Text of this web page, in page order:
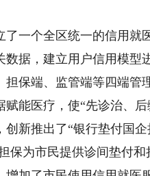
一个全区统一的信用就
据，建立用户信用模型
保端、监管端等四端管
能医疗，使“先诊治、后
推出了“银行垫付国企
保为市民提供诊间垫付